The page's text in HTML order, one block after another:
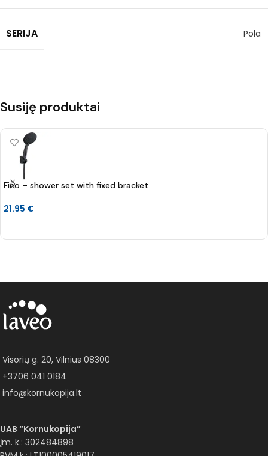
SERIJA Pola
Susiję produktai
Fino – shower set with fixed bracket
21.95 €
Visorių g. 20, Vilnius 08300
+3706 041 0184
info@kornukopija.lt
UAB “Kornukopija”
Įm. k.: 302484898